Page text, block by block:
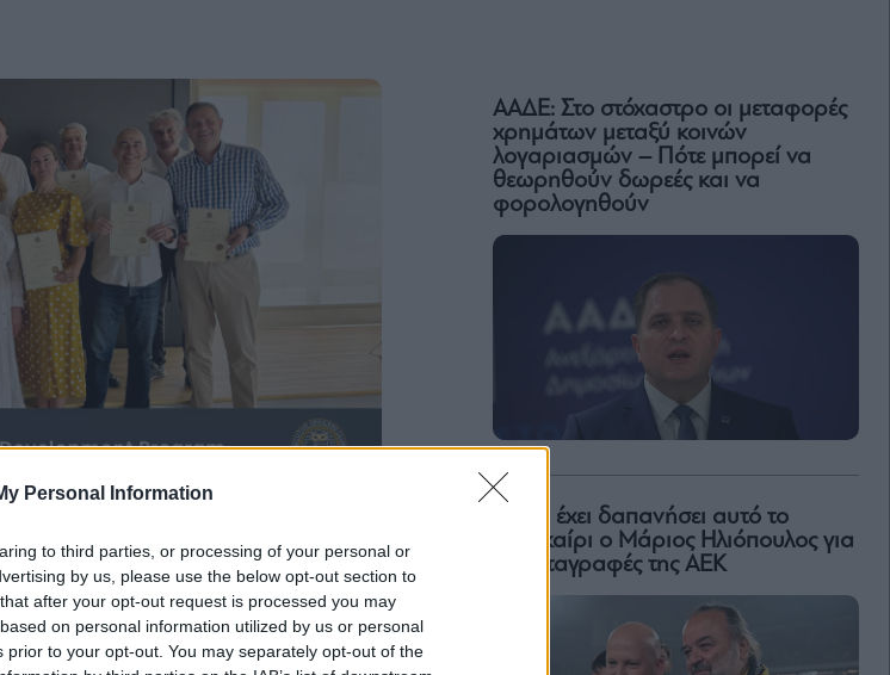
Personal Information
to third parties, or processing of your personal or
by us, please use the below opt-out section to
after your opt-out request is processed you may
on personal information utilized by us or personal
to your opt-out. You may separately opt-out of the
ΑΑΔΕ: Στο στόχαστρο οι μεταφορές
χρημάτων μεταξύ κοινών
λογαριασμών – Πότε μπορεί να
θεωρηθούν δωρεές και να
φορολογηθούν
Πόσα έχει δαπανήσει αυτό το
καλοκαίρι ο Μάριος Ηλιόπουλος για
τις μεταγραφές της ΑΕΚ